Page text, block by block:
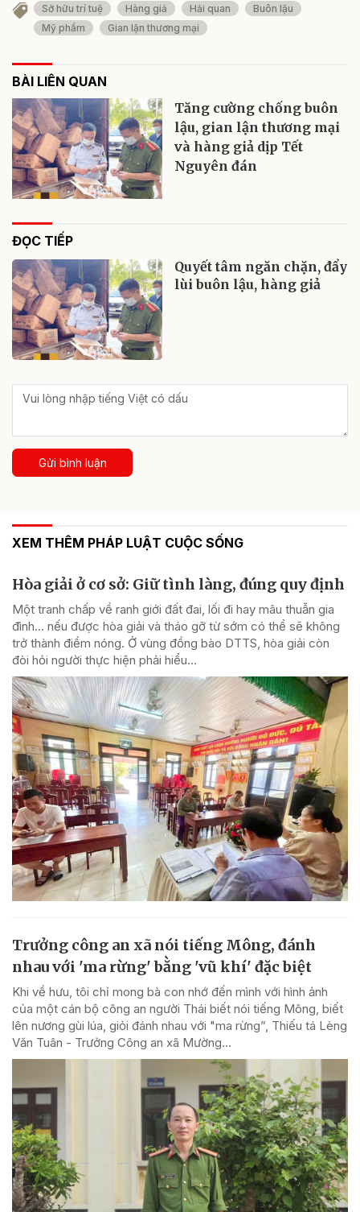
Sở hữu trí tuệ Hàng giả Hải quan
Buôn lậu
Mỹ phẩm
Gian lận thương mại
BÀI LIÊN QUAN
Tăng cường chống buôn
lậu, gian lận thương mại
và hàng giả dịp Tết
Nguyên đán
ĐỌC TIẾP
Quyết tâm ngăn chặn, đẩy
lùi buôn lậu, hàng giả
Gửi bình luận
XEM THÊM PHÁP LUẬT CUỘC SỐNG
Hòa giải ở cơ sở: Giữ tình làng, đúng quy định
Một tranh chấp về ranh giới đất đai, lối đi hay mâu thuẫn gia
đình... nếu được hòa giải và tháo gỡ từ sớm có thể sẽ không
trở thành điểm nóng. Ở vùng đồng bào DTTS, hòa giải còn
đòi hỏi người thực hiện phải hiểu...
Trưởng công an xã nói tiếng Mông, đánh
nhau với 'ma rừng' bằng 'vũ khí' đặc biệt
Khi về hưu, tôi chỉ mong bà con nhớ đến mình với hình ảnh
của một cán bộ công an người Thái biết nói tiếng Mông, biết
lên nương gùi lúa, giỏi đánh nhau với "ma rừng”, Thiếu tá Lèng
Văn Tuân - Trưởng Công an xã Mường...